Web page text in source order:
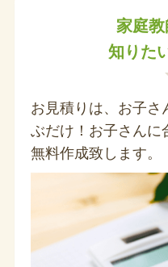
家庭
知りた
お見積りは、お子さ
ぶだけ！お子さんに
無料作成致します。